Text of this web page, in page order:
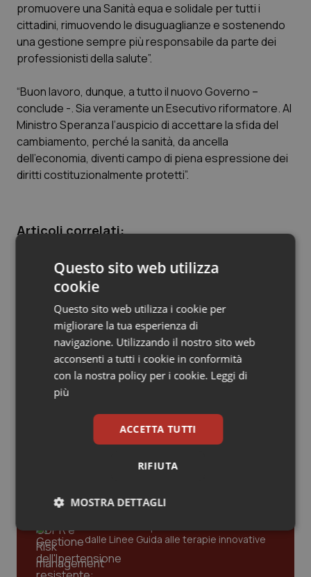
Provincia Autonoma di Bolzano
Provincia Autonoma di Trento
Puglia
Sardegna
Sicilia
Umbria
Valle D’Aosta
Veneto
Infezioni & Febbre
Ipertensione & Scompenso
Malattie rare
Malattia di Crohn & Rettocolite Ulcerosa
Neuroscienze & patologie neurodegenerative
Oftalmologia
Oncodermatologia
Oncoematologia
Oncologia & Nutrizione
Psoriasi & pelle
Quotidiano Cardiologia
Quotidiano Chirurgia
Rene & patologie urogenitali
promuovere una Sanità equa e solidale per tutti i
cittadini, rimuovendo le disuguaglianze e sostenendo
una gestione sempre più responsabile da parte dei
professionisti della salute”.
“Buon lavoro, dunque, a tutto il nuovo Governo –
conclude -. Sia veramente un Esecutivo riformatore. Al
Ministro Speranza l’auspicio di accettare la sfida del
cambiamento, perché la sanità, da ancella
dell’economia, diventi campo di piena espressione dei
diritti costituzionalmente protetti”.
Articoli correlati:
Governo. A sorpresa il Ministero della Salute a LeU.
Sarà Roberto Speranza a sostituire Giulia Grillo.
Ecco le sue idee per la sanità: dal finanziamento
del Ssn al personale
04 Settembre 2019
© Riproduzione riservata
Cloud sanitario: infrastrutture,
compliance, GDPR e Risk management
dalle Linee Guida alle terapie innovative
Questo sito web utilizza
cookie
Questo sito web utilizza i cookie per
migliorare la tua esperienza di
navigazione. Utilizzando il nostro sito web
acconsenti a tutti i cookie in conformità
con la nostra policy per i cookie. Leggi di
più
ACCETTA TUTTI
RIFIUTA
MOSTRA DETTAGLI
Necessari Statistici Marketing